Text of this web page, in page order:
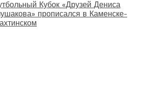
Кубок «Друзей Дениса
прописался в Каменске-